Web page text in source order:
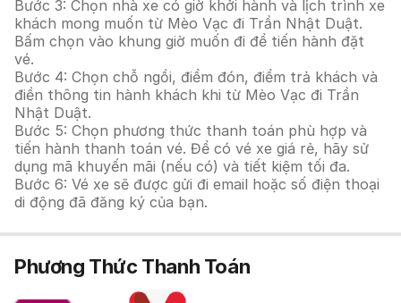
Bước 3: Chọn nhà xe có giờ khởi hành và lịch trình xe
khách mong muốn từ Mèo Vạc đi Trần Nhật Duật.
Bấm chọn vào khung giờ muốn đi để tiến hành đặt
vé.
Bước 4: Chọn chỗ ngồi, điểm đón, điểm trả khách và
điền thông tin hành khách khi từ Mèo Vạc đi Trần
Nhật Duật.
Bước 5: Chọn phương thức thanh toán phù hợp và
tiến hành thanh toán vé. Để có vé xe giá rẻ, hãy sử
dụng mã khuyến mãi (nếu có) và tiết kiệm tối đa.
Bước 6: Vé xe sẽ được gửi đi email hoặc số điện thoại
di động đã đăng ký của bạn.
Phương Thức Thanh Toán